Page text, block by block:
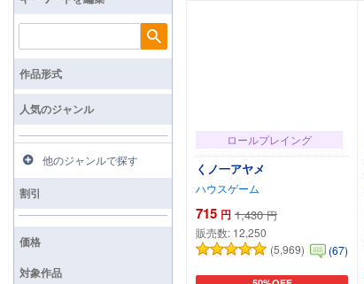
ロールプレイング
くノ一アヤメ
ハウスゲーム
715 円 1,430 円
販売数: 12,250
(5,969)
(67)
検索
作品形式
人気のジャンル
他のジャンルで探す
割引
価格
対象作品